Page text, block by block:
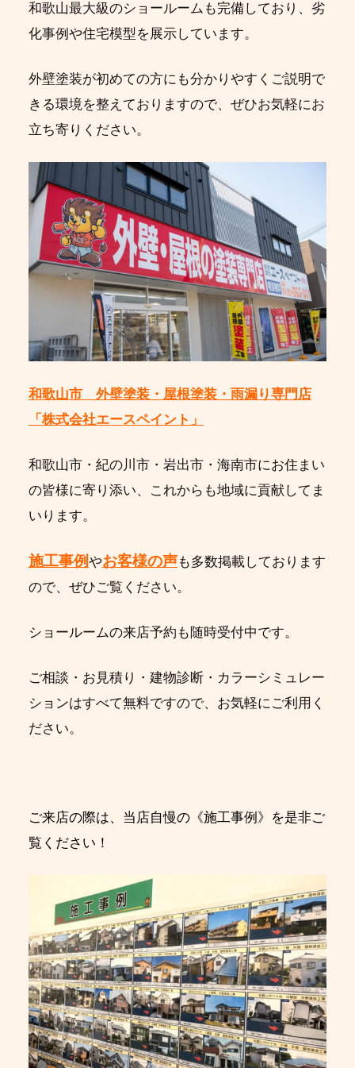
和歌山最大級のショールームも完備しており、劣
化事例や住宅模型を展示しています。
外壁塗装が初めての方にも分かりやすくご説明で
きる環境を整えておりますので、ぜひお気軽にお
立ち寄りください。
和歌山市 外壁塗装・屋根塗装・雨漏り専門店
「株式会社エースペイント」
和歌山市・紀の川市・岩出市・海南市にお住まい
の皆様に寄り添い、これからも地域に貢献してま
いります。
施工事例やお客様の声も多数掲載しております
ので、ぜひご覧ください。
ショールームの来店予約も随時受付中です。
ご相談・お見積り・建物診断・カラーシミュレー
ションはすべて無料ですので、お気軽にご利用く
ださい。
ご来店の際は、当店自慢の《施工事例》を是非ご
覧ください！